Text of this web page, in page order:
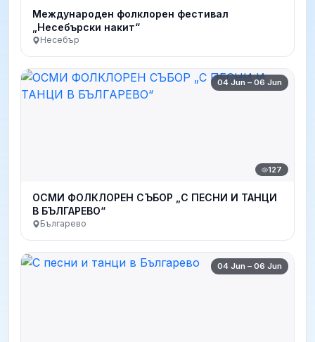
Международен фолклорен фестивал
„Несебърски накит“
Несебър
04 Jun – 06 Jun
127
ОСМИ ФОЛКЛОРЕН СЪБОР „С ПЕСНИ И ТАНЦИ
В БЪЛГАРЕВО“
Българево
04 Jun – 06 Jun